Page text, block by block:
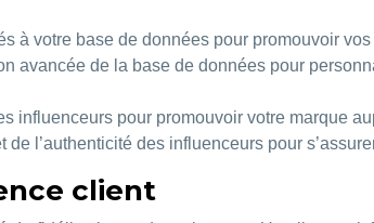
à votre base de données pour promouvoir
avancée de la base de données pour
influenceurs pour promouvoir votre marque
l’authenticité des influenceurs pour
client